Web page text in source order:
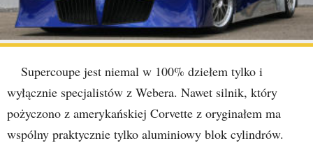
Supercoupe jest niemal w 100% dziełem tylko i
wyłącznie specjalistów z Webera. Nawet silnik, który
pożyczono z amerykańskiej Corvette z oryginałem ma
wspólny praktycznie tylko aluminiowy blok cylindrów.